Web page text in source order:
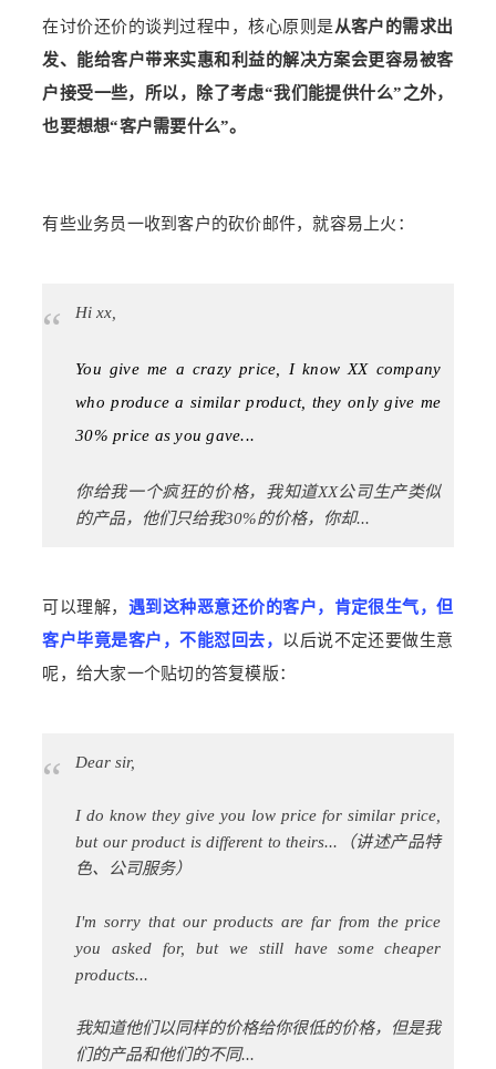
在讨价还价的谈判过程中，核心原则是从客户的需求出
发、能给客户带来实惠和利益的解决方案会更容易被客
户接受一些，所以，除了考虑“我们能提供什么”之外，
也要想想“客户需要什么”。
有些业务员一收到客户的砍价邮件，就容易上火：
“ Hi xx,
You give me a crazy price, I know XX company
who produce a similar product, they only give me
30% price as you gave...
你给我一个疯狂的价格，我知道XX公司生产类似
的产品，他们只给我30%的价格，你却...
可以理解， 遇到这种恶意还价的客户，肯定很生气，但
客户毕竟是客户，不能怼回去， 以后说不定还要做生意
呢，给大家一个贴切的答复模版：
“ Dear sir,
I do know they give you low price for similar price,
but our product is different to theirs...（讲述产品特
色、公司服务）
I'm sorry that our products are far from the price
you asked for, but we still have some cheaper
products...
我知道他们以同样的价格给你很低的价格，但是我
们的产品和他们的不同...